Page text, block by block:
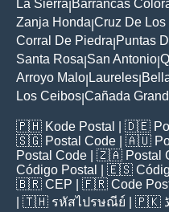
La Sierra Barrancas
Zanja Honda Cruz De
Corral De Piedra Puntas
Santa Rosa San Antonio
Arroyo Malo Laureles
Los Ceibos Cañada
🇵🇭 Kode Postal | 🇩🇪
🇸🇬 Postal Code | 🇦🇺
Postal Code | 🇿🇦 Postal
Código Postal
| 🇪🇸
🇧🇷 CEP | 🇫🇷 Code
| 🇹🇭 รหัสไปรษณีย์ | 🇵🇰